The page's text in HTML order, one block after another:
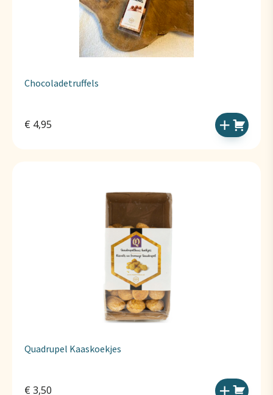
Chocoladetruffels
€ 4,95
Quadrupel Kaaskoekjes
€ 3,50